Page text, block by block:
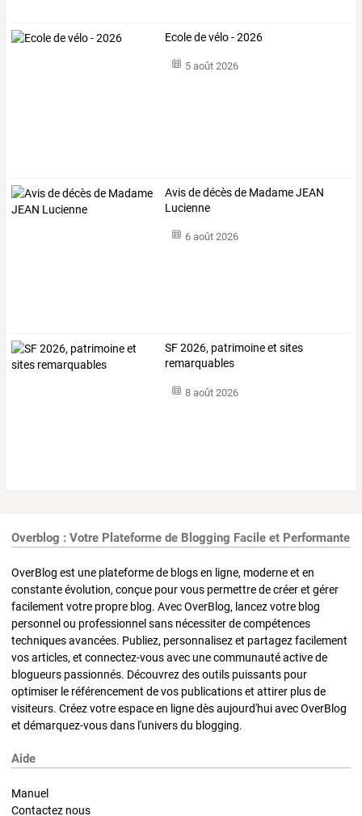
Ecole de vélo - 2026
5 août 2026
Avis de décès de Madame JEAN
Lucienne
6 août 2026
SF 2026, patrimoine et sites
remarquables
8 août 2026
Overblog : Votre Plateforme de Blogging Facile et Performante
OverBlog est une plateforme de blogs en ligne, moderne et en
constante évolution, conçue pour vous permettre de créer et gérer
facilement votre propre blog. Avec OverBlog, lancez votre blog
personnel ou professionnel sans nécessiter de compétences
techniques avancées. Publiez, personnalisez et partagez facilement
vos articles, et connectez-vous avec une communauté active de
blogueurs passionnés. Découvrez des outils puissants pour
optimiser le référencement de vos publications et attirer plus de
visiteurs. Créez votre espace en ligne dès aujourd'hui avec OverBlog
et démarquez-vous dans l'univers du blogging.
Aide
Manuel
Contactez nous